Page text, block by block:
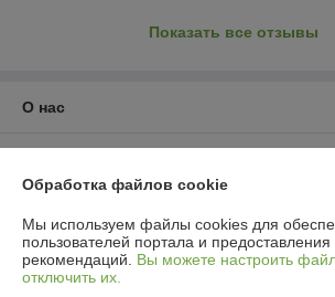
Показать все отзывы
О нас
График работы
Обработка файлов cookie
Мы используем файлы cookies для
пользователей портала и
рекомендаций. Вы можете настроить
отключить их.